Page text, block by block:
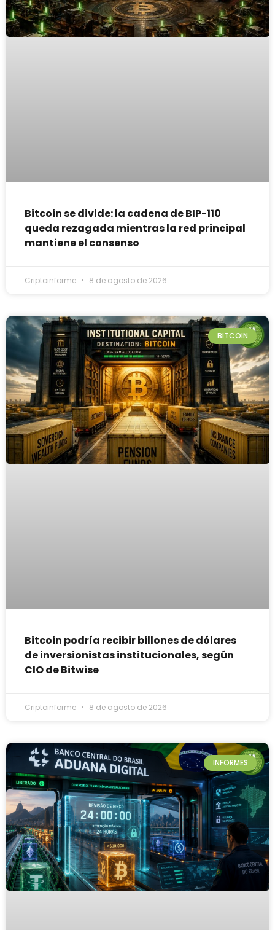
Bitcoin se divide: la cadena de BIP-110
queda rezagada mientras la red principal
mantiene el consenso
Criptoinforme 8 de agosto de 2026
BITCOIN
Bitcoin podría recibir billones de dólares
de inversionistas institucionales, según
CIO de Bitwise
Criptoinforme 8 de agosto de 2026
INFORMES